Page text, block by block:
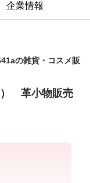
企業情報
の雑貨・コスメ販
） 革小物販売
日勤務の場合